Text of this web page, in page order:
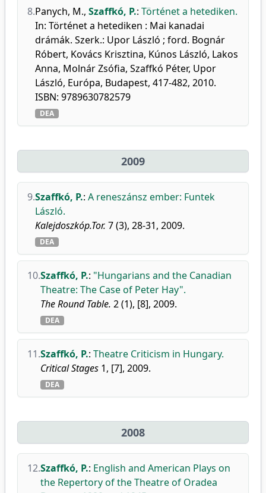
8.Panych, M., Szaffkó, P.: Történet a hetediken.
In: Történet a hetediken : Mai kanadai
drámák. Szerk.: Upor László ; ford. Bognár
Róbert, Kovács Krisztina, Kúnos László, Lakos
Anna, Molnár Zsófia, Szaffkó Péter, Upor
László, Európa, Budapest, 417-482, 2010.
ISBN: 9789630782579
DEA
2009
9.Szaffkó, P.: A reneszánsz ember: Funtek
László.
Kalejdoszkóp.Tor. 7 (3), 28-31, 2009.
DEA
10.Szaffkó, P.: "Hungarians and the Canadian
Theatre: The Case of Peter Hay".
The Round Table. 2 (1), [8], 2009.
DEA
11.Szaffkó, P.: Theatre Criticism in Hungary.
Critical Stages 1, [7], 2009.
DEA
2008
12.Szaffkó, P.: English and American Plays on
the Repertory of the Theatre of Oradea